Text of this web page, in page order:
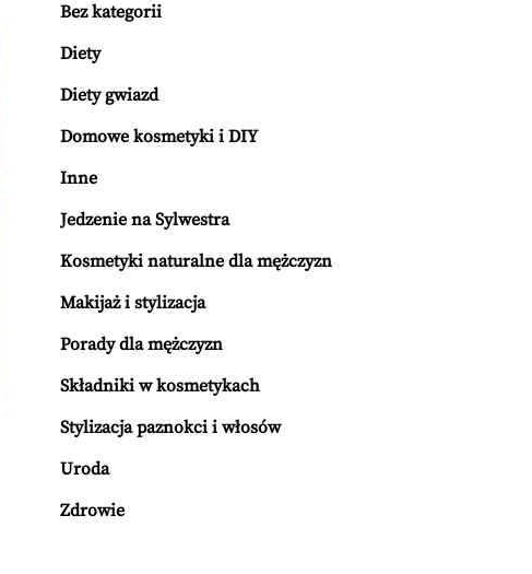
Bez kategorii
Diety
Diety gwiazd
Domowe kosmetyki i DIY
Inne
Jedzenie na Sylwestra
Kosmetyki naturalne dla mężczyzn
Makijaż i stylizacja
Porady dla mężczyzn
Składniki w kosmetykach
Stylizacja paznokci i włosów
Uroda
Zdrowie